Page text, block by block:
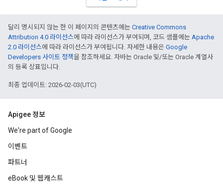
달리 명시되지 않는 한 이 페이지의 콘텐츠에는 Creative Commons
Attribution 4.0 라이선스에 따라 라이선스가 부여되며, 코드 샘플에는 Apache
2.0 라이선스에 따라 라이선스가 부여됩니다. 자세한 내용은 Google
Developers 사이트 정책을 참조하세요. 자바는 Oracle 및/또는 Oracle 계열사
의 등록 상표입니다.
최종 업데이트: 2026-02-03(UTC)
Apigee 정보
We're part of Google
이벤트
파트너
eBook 및 웹캐스트